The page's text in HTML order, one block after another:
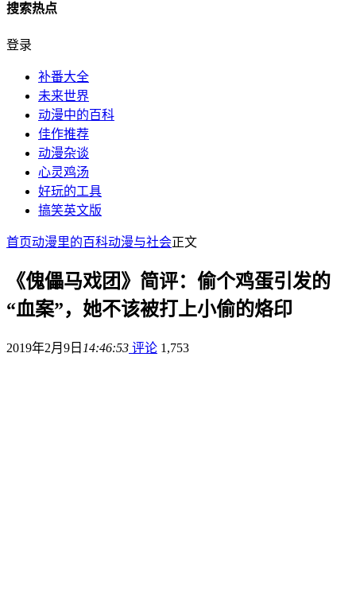
搜索热点
登录
补番大全
未来世界
动漫中的百科
佳作推荐
动漫杂谈
心灵鸡汤
好玩的工具
搞笑英文版
首页动漫里的百科动漫与社会正文
《傀儡马戏团》简评：偷个鸡蛋引发的
“血案”，她不该被打上小偷的烙印
2019年2月9日 14:46:53 评论 1,753